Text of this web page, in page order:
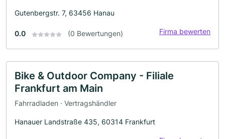
Gutenbergstr. 7, 63456 Hanau
0.0 (0 Bewertungen) Firma bewerten
Bike & Outdoor Company - Filiale
Frankfurt am Main
Fahrradladen · Vertragshändler
Hanauer Landstraße 435, 60314 Frankfurt